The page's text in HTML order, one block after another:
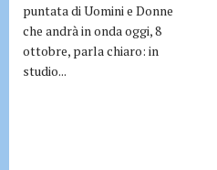
puntata di Uomini e Donne
che andrà in onda oggi, 8
ottobre, parla chiaro: in
studio...